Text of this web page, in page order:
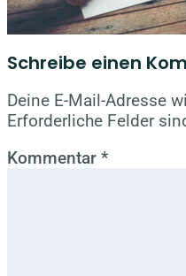
Schreibe einen
Deine E-Mail-Adresse
Erforderliche Felder
Kommentar *